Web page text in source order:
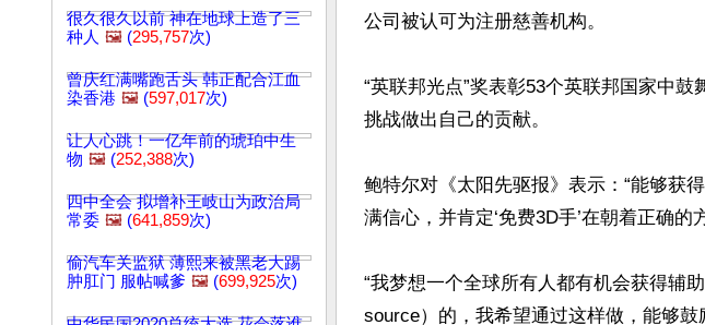
很久很久以前 神在地球上造了三
种人 🖼️ (295,757次)
曾庆红满嘴跑舌头 韩正配合江血
染香港 🖼️ (597,017次)
让人心跳！一亿年前的琥珀中生
物 🖼️ (252,388次)
四中全会 拟增补王岐山为政治局
常委 🖼️ (641,859次)
偷汽车关监狱 薄熙来被黑老大踢
肿肛门 服帖喊爹 🖼️ (699,925次)
公司被认可为注册慈善机构。
“英联邦光点”奖表彰53个英联邦国家中
挑战做出自己的贡献。
鲍特尔对《太阳先驱报》表示：“能够获
满信心，并肯定‘免费3D手’在朝着正确的
“我梦想一个全球所有人都有机会获得辅
source）的，我希望通过这样做，能够